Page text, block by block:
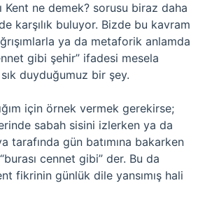
Kent ne demek? sorusu biraz daha
karşılık buluyor. Bizde bu kavram
ya da metaforik anlamda
gibi şehir” ifadesi mesela
duyduğumuz bir şey.
için örnek vermek gerekirse;
sabah sisini izlerken ya da
tarafında gün batımına bakarken
cennet gibi” der. Bu da
fikrinin günlük dile yansımış hali